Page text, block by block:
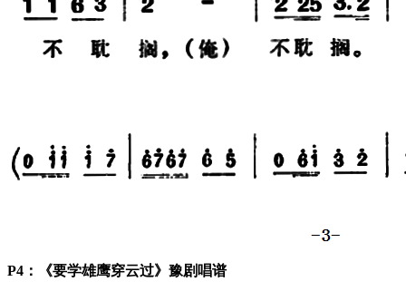
P4：《要学雄鹰穿云过》豫剧唱谱